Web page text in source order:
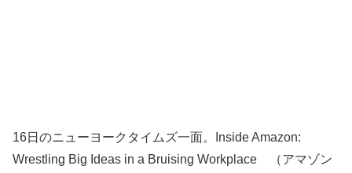
16日のニューヨークタイムズ一面。Inside Amazon:
Wrestling Big Ideas in a Bruising Workplace （アマゾン